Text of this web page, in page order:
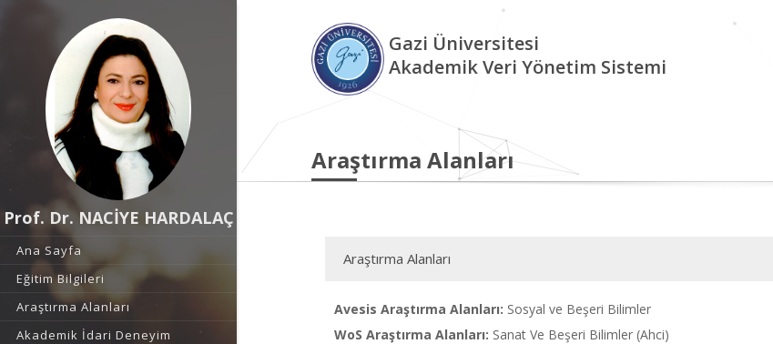
Prof. Dr. NACİYE HARDALAÇ
Ana Sayfa
Eğitim Bilgileri
Araştırma Alanları
Akademik İdari Deneyim
Gazi Üniversitesi
Akademik Veri Yönetim Sistemi
Araştırma Alanları
Araştırma Alanları
Avesis Araştırma Alanları: Sosyal ve Beşeri Bilimler
WoS Araştırma Alanları: Sanat Ve Beşeri Bilimler (Ahci)